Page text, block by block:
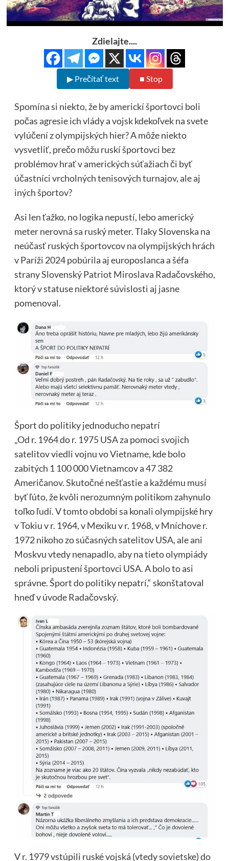
Zdielajte....
▶ Prečítať text ■ Stop
Spomína si niekto, že by americkí športovci boli
počas agresie ich vlády a vojsk kdekoľvek na svete
vylúčení z olympijských hier? A môže niekto
vysvetliť, prečo môžu ruskí športovci bez
problémov hrať v amerických súťažiach či byť
účastníci vrcholných tenisových turnajov, ale aj
iných športov?
Asi len ťažko, no logika nepustí, lebo americký
meter nerovná sa ruský meter. Tlaky Slovenska na
neúčasť ruských športovcov na olympijských hrách
v Paríži 2024 pobúrila aj europoslanca a šéfa
strany Slovenský Patriot Miroslava Radačovského,
ktorý v statuse niektoré súvislosti aj jasne
pomenoval.
Šport do politiky jednoducho nepatrí
„Od r. 1964 do r. 1975 USA za pomoci svojich
satelitov viedli vojnu vo Vietname, kde bolo
zabitých 1 100 000 Vietnamcov a 47 382
Američanov. Skutočné nešťastie a každému musí
byť ľúto, že kvôli nerozumným politikom zahynulo
toľko ľudí. V tomto období sa konali olympijské hry
v Tokiu v r. 1964, v Mexiku v r. 1968, v Mníchove r.
1972 nikoho zo súčasných satelitov USA, ale ani
Moskvu vtedy nenapadlo, aby na tieto olympiády
neboli pripustení športovci USA. A bolo to asi
správne. Šport do politiky nepatrí,“ skonštatoval
hneď v úvode Radačovský.
V r. 1979 vstúpili ruské vojská (vtedy sovietske) do